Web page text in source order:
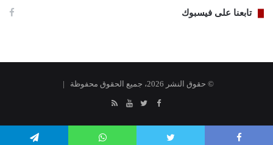
تابعنا على فيسبوك
© حقوق النشر 2026، جميع الحقوق محفوظة |